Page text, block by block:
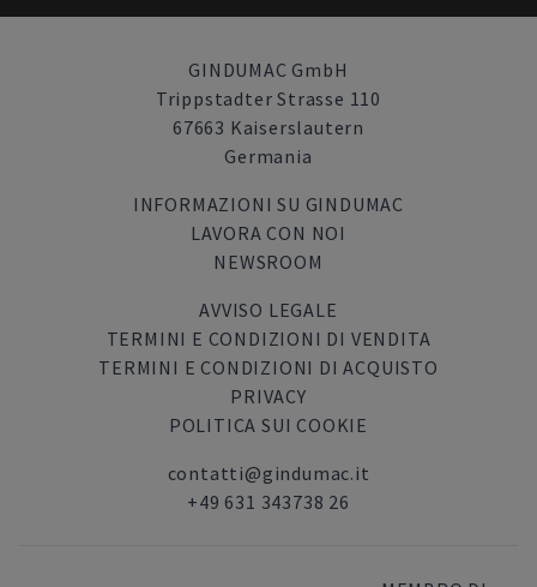
GINDUMAC GmbH
Trippstadter Strasse 110
67663 Kaiserslautern
Germania
INFORMAZIONI SU GINDUMAC
LAVORA CON NOI
NEWSROOM
AVVISO LEGALE
TERMINI E CONDIZIONI DI VENDITA
TERMINI E CONDIZIONI DI ACQUISTO
PRIVACY
POLITICA SUI COOKIE
contatti@gindumac.it
+49 631 343738 26